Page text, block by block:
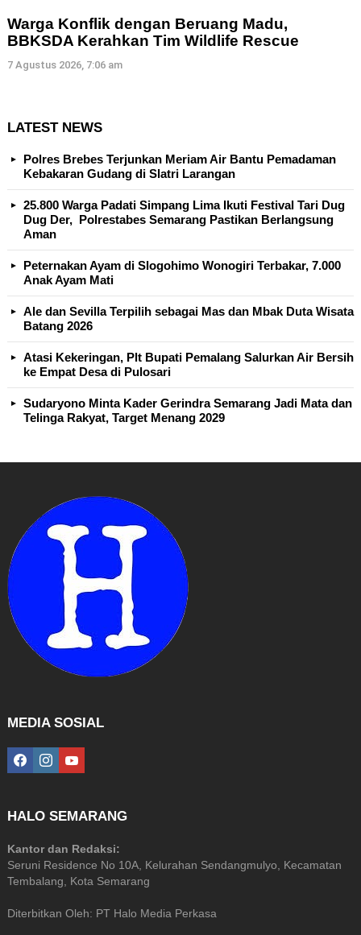
Warga Konflik dengan Beruang Madu,
BBKSDA Kerahkan Tim Wildlife Rescue
7 Agustus 2026, 7:06 am
LATEST NEWS
Polres Brebes Terjunkan Meriam Air Bantu Pemadaman
Kebakaran Gudang di Slatri Larangan
25.800 Warga Padati Simpang Lima Ikuti Festival Tari Dug
Dug Der, Polrestabes Semarang Pastikan Berlangsung
Aman
Peternakan Ayam di Slogohimo Wonogiri Terbakar, 7.000
Anak Ayam Mati
Ale dan Sevilla Terpilih sebagai Mas dan Mbak Duta Wisata
Batang 2026
Atasi Kekeringan, Plt Bupati Pemalang Salurkan Air Bersih
ke Empat Desa di Pulosari
Sudaryono Minta Kader Gerindra Semarang Jadi Mata dan
Telinga Rakyat, Target Menang 2029
MEDIA SOSIAL
facebookinstagramyoutube
HALO SEMARANG
Kantor dan Redaksi:
Seruni Residence No 10A, Kelurahan Sendangmulyo, Kecamatan
Tembalang, Kota Semarang
Diterbitkan Oleh: PT Halo Media Perkasa